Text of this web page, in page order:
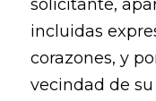
solicitante,
incluidas
corazones, y
vecindad de su